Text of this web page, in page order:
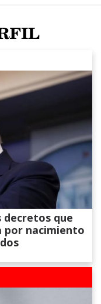
decretos que
por nacimiento